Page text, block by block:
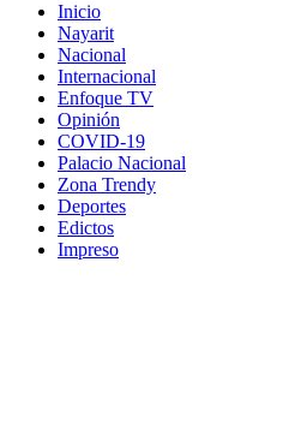
Inicio
Nayarit
Nacional
Internacional
Enfoque TV
Opinión
COVID-19
Palacio Nacional
Zona Trendy
Deportes
Edictos
Impreso